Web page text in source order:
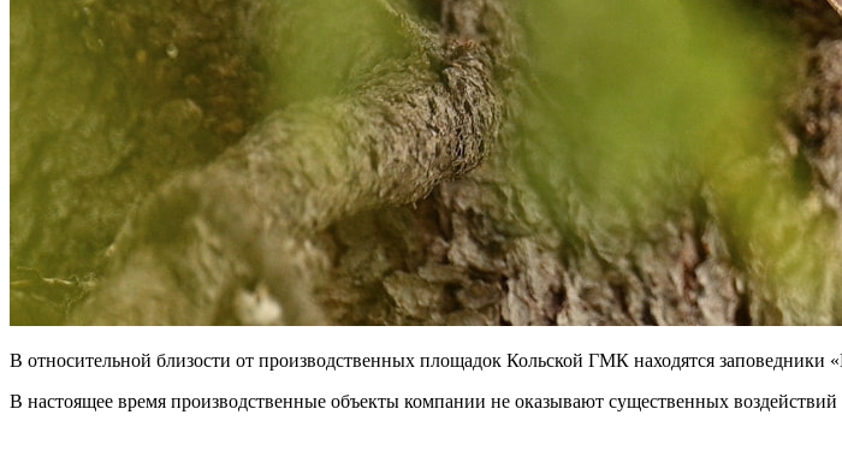
В относительной близости от производственных площадок Кольской ГМК находятся
В настоящее время производственные объекты компании не оказывают существенных